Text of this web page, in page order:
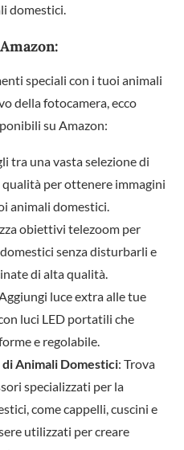
domestici.
speciali con i tuoi animali
della fotocamera, ecco
su Amazon:
tra una vasta selezione di
per ottenere immagini
animali domestici.
obiettivi telezoom per
senza disturbarli e
di alta qualità.
luce extra alle tue
luci LED portatili che
e regolabile.
Animali Domestici: Trova
specializzati per la
come cappelli, cuscini e
utilizzati per creare